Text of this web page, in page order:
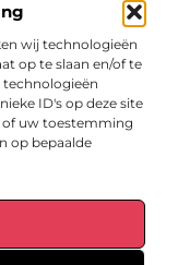
wij technologieën
op te slaan en/of te
technologieën
ID's op deze site
of uw toestemming
op bepaalde
leven boeiend